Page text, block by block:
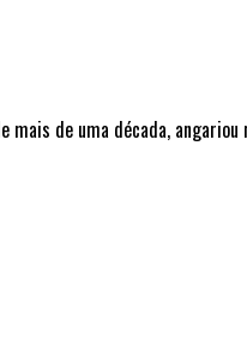
de uma década,